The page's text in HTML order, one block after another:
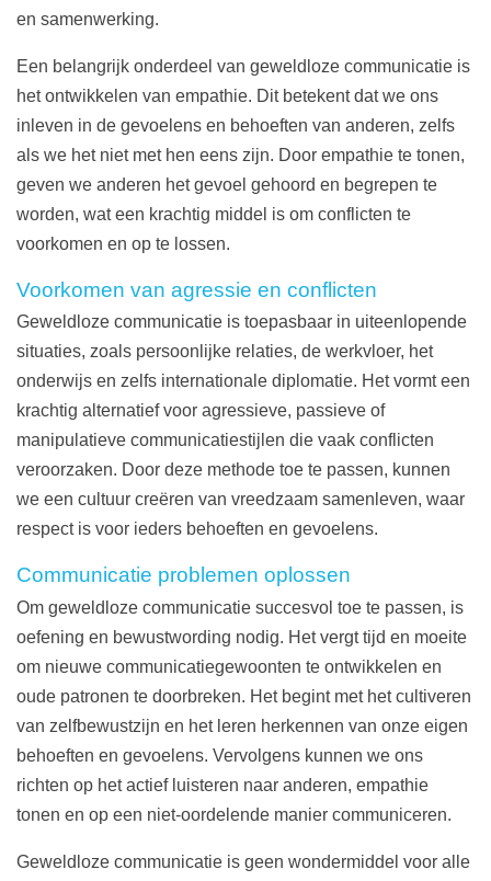
en samenwerking.
Een belangrijk onderdeel van geweldloze communicatie is
het ontwikkelen van empathie. Dit betekent dat we ons
inleven in de gevoelens en behoeften van anderen, zelfs
als we het niet met hen eens zijn. Door empathie te tonen,
geven we anderen het gevoel gehoord en begrepen te
worden, wat een krachtig middel is om conflicten te
voorkomen en op te lossen.
Voorkomen van agressie en conflicten
Geweldloze communicatie is toepasbaar in uiteenlopende
situaties, zoals persoonlijke relaties, de werkvloer, het
onderwijs en zelfs internationale diplomatie. Het vormt een
krachtig alternatief voor agressieve, passieve of
manipulatieve communicatiestijlen die vaak conflicten
veroorzaken. Door deze methode toe te passen, kunnen
we een cultuur creëren van vreedzaam samenleven, waar
respect is voor ieders behoeften en gevoelens.
Communicatie problemen oplossen
Om geweldloze communicatie succesvol toe te passen, is
oefening en bewustwording nodig. Het vergt tijd en moeite
om nieuwe communicatiegewoonten te ontwikkelen en
oude patronen te doorbreken. Het begint met het cultiveren
van zelfbewustzijn en het leren herkennen van onze eigen
behoeften en gevoelens. Vervolgens kunnen we ons
richten op het actief luisteren naar anderen, empathie
tonen en op een niet-oordelende manier communiceren.
Geweldloze communicatie is geen wondermiddel voor alle